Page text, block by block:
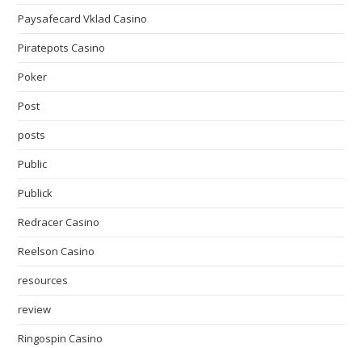
Paysafecard Vklad Casino
Piratepots Casino
Poker
Post
posts
Public
Publick
Redracer Casino
Reelson Casino
resources
review
Ringospin Casino